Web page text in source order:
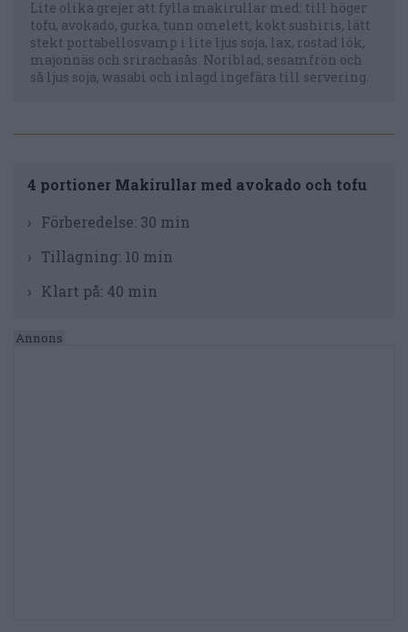
Lite olika grejer att fylla makirullar med: till höger
tofu, avokado, gurka, tunn omelett, kokt sushiris, lätt
stekt portabellosvamp i lite ljus soja, lax, rostad lök,
majonnäs och srirachasås. Noriblad, sesamfrön och
så ljus soja, wasabi och inlagd ingefära till servering.
4 portioner Makirullar med avokado och tofu
Förberedelse: 30 min
Tillagning: 10 min
Klart på: 40 min